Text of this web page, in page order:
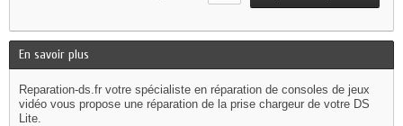
En savoir plus
Reparation-ds.fr votre spécialiste en réparation de consoles de jeux
vidéo vous propose une réparation de la prise chargeur de votre DS
Lite .